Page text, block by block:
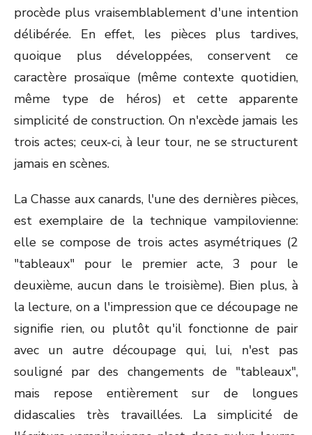
procède plus vraisemblablement d'une intention
délibérée. En effet, les pièces plus tardives,
quoique plus développées, conservent ce
caractère prosaïque (même contexte quotidien,
même type de héros) et cette apparente
simplicité de construction. On n'excède jamais les
trois actes; ceux-ci, à leur tour, ne se structurent
jamais en scènes.
La Chasse aux canards, l'une des dernières pièces,
est exemplaire de la technique vampilovienne:
elle se compose de trois actes asymétriques (2
"tableaux" pour le premier acte, 3 pour le
deuxième, aucun dans le troisième). Bien plus, à
la lecture, on a l'impression que ce découpage ne
signifie rien, ou plutôt qu'il fonctionne de pair
avec un autre découpage qui, lui, n'est pas
souligné par des changements de "tableaux",
mais repose entièrement sur de longues
didascalies très travaillées. La simplicité de